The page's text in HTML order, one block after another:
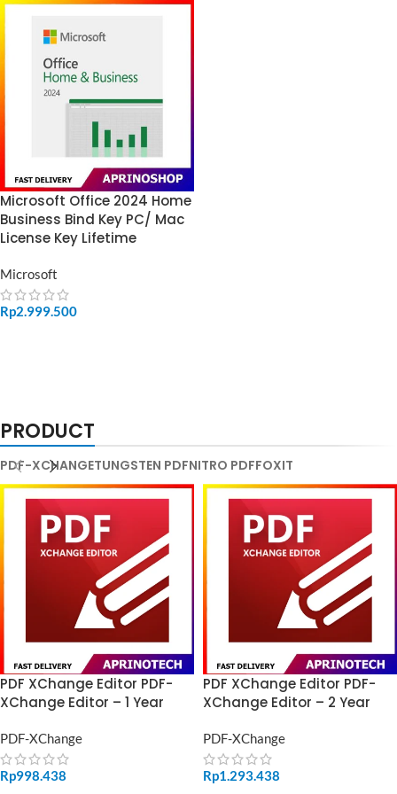
Microsoft Office 2024 Home
Business Bind Key PC/ Mac
License Key Lifetime
Microsoft
Rp2.999.500
PRODUCT
PDF-XCHANGETUNGSTEN PDFNITRO PDFFOXIT
PDF XChange Editor PDF-
XChange Editor – 1 Year
PDF-XChange
Rp998.438
PDF XChange Editor PDF-
XChange Editor – 2 Year
PDF-XChange
Rp1.293.438